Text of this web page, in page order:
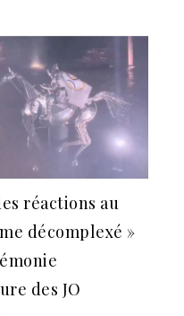
réactions au
décomplexé »
des JO